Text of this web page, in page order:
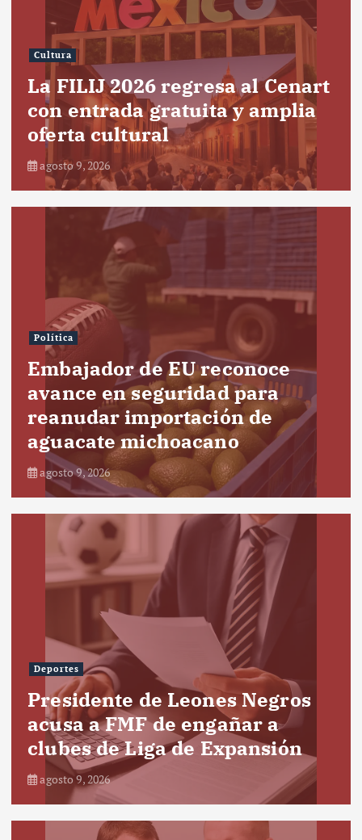
Cultura
La FILIJ 2026 regresa al Cenart
con entrada gratuita y amplia
oferta cultural
agosto 9, 2026
Política
Embajador de EU reconoce
avance en seguridad para
reanudar importación de
aguacate michoacano
agosto 9, 2026
Deportes
Presidente de Leones Negros
acusa a FMF de engañar a
clubes de Liga de Expansión
agosto 9, 2026